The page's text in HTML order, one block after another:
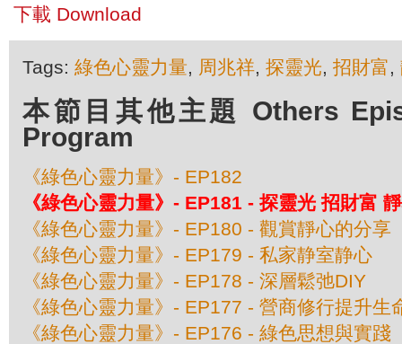
下載 Download
Tags: 綠色心靈力量, 周兆祥, 探靈光, 招財富,
本節目其他主題 Others
Program
《綠色心靈力量》- EP182
《綠色心靈力量》- EP181 - 探靈光 招財富
《綠色心靈力量》- EP180 - 觀賞靜心的分享
《綠色心靈力量》- EP179 - 私家静室静心
《綠色心靈力量》- EP178 - 深層鬆弛DIY
《綠色心靈力量》- EP177 - 營商修行提升生
《綠色心靈力量》- EP176 - 綠色思想與實踐